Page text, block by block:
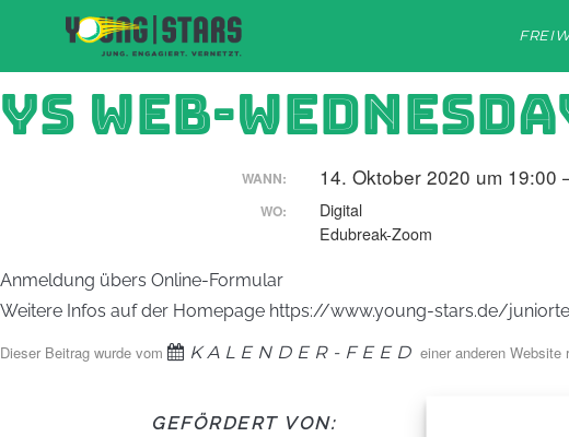
YS WEB-
WANN: 14. Oktober 2020 um 19:00
WO:
Digital
Edubreak-Zoom
Anmeldung übers Online-Formular
Weitere Infos auf der Homepage https://www.young-stars.de/
Dieser Beitrag wurde vom KALENDER-FEED einer anderen Website
GEFÖRDERT VON: